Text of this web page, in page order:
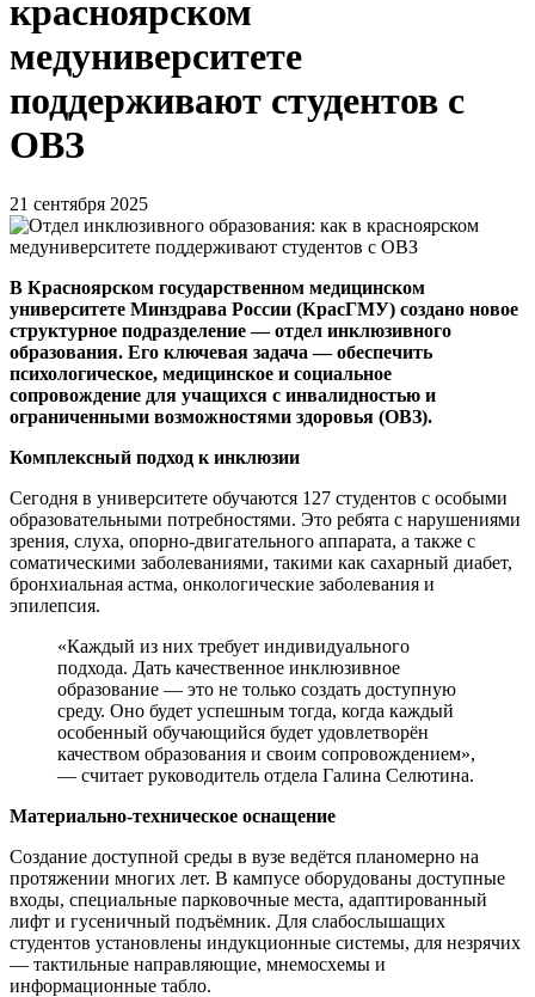
красноярском
медуниверситете
поддерживают студентов с
ОВЗ
21 сентября 2025
В Красноярском государственном медицинском
университете Минздрава России (КрасГМУ) создано новое
структурное подразделение — отдел инклюзивного
образования. Его ключевая задача — обеспечить
психологическое, медицинское и социальное
сопровождение для учащихся с инвалидностью и
ограниченными возможностями здоровья (ОВЗ).
Комплексный подход к инклюзии
Сегодня в университете обучаются 127 студентов с особыми
образовательными потребностями. Это ребята с нарушениями
зрения, слуха, опорно-двигательного аппарата, а также с
соматическими заболеваниями, такими как сахарный диабет,
бронхиальная астма, онкологические заболевания и
эпилепсия.
«Каждый из них требует индивидуального
подхода. Дать качественное инклюзивное
образование — это не только создать доступную
среду. Оно будет успешным тогда, когда каждый
особенный обучающийся будет удовлетворён
качеством образования и своим сопровождением»,
— считает руководитель отдела Галина Селютина.
Материально-техническое оснащение
Создание доступной среды в вузе ведётся планомерно на
протяжении многих лет. В кампусе оборудованы доступные
входы, специальные парковочные места, адаптированный
лифт и гусеничный подъёмник. Для слабослышащих
студентов установлены индукционные системы, для незрячих
— тактильные направляющие, мнемосхемы и
информационные табло.